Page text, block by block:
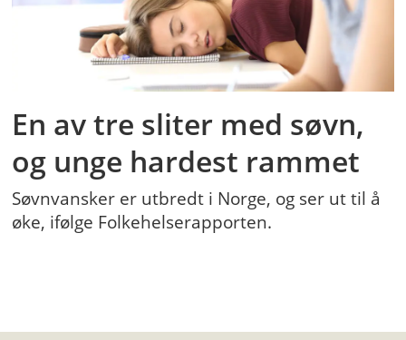
En av tre sliter med søvn,
og unge hardest rammet
Søvnvansker er utbredt i Norge, og ser ut til å
øke, ifølge Folkehelserapporten.